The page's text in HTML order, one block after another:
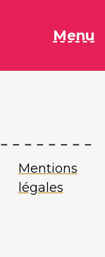
Menu
Mentions
légales